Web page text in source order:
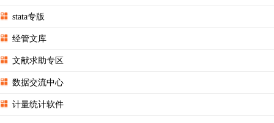
stata专版
经管文库
文献求助专区
数据交流中心
计量统计软件